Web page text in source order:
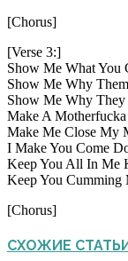
[Chorus]
[Verse 3:]
Show Me What You
Show Me Why
Show Me Why
Make A
Make Me Close My
I Make You Come
Keep You All In Me
Keep You Cumming
[Chorus]
СХОЖИЕ